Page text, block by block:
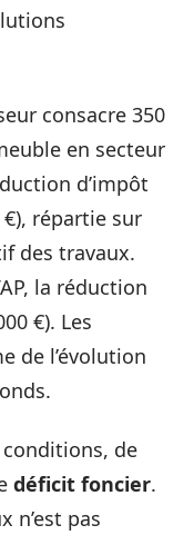
consacre 350
en secteur
d’impôt
€), répartie sur
des travaux.
la réduction
€). Les
de l’évolution
de
déficit foncier.
n’est pas